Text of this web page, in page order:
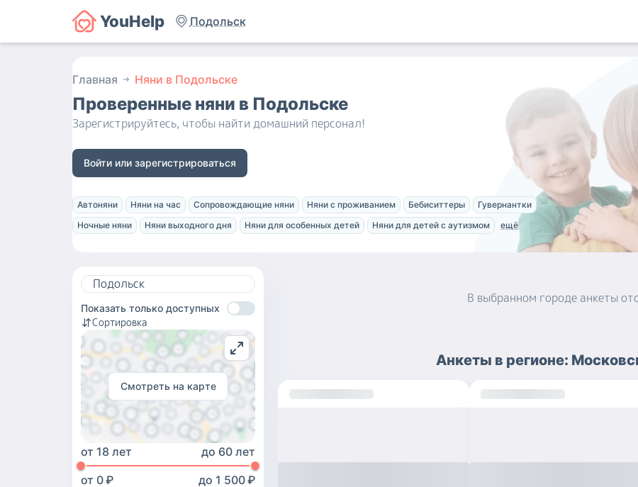
YouHelp Подольск
Главная Няни в Подольске
Проверенные няни в Подольске
Зарегистрируйтесь, чтобы найти домашний персонал!
Войти или зарегистрироваться
Автоняни Няни на час Сопровождающие няни Няни с проживанием Бебиситтеры
Гувернантки
Ночные няни
Няни выходного дня Няни для особенных детей Няни для детей с аутизмом ещё
Показать только доступных
Сортировка
Смотреть на карте
от 18 лет до 60 лет
от 0₽ до 1 500₽
В выбранном городе анкеты
Анкеты в регионе: